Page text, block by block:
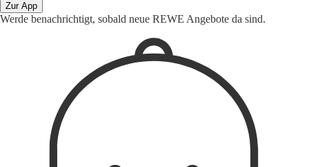
Zur App
Werde benachrichtigt, sobald neue REWE Angebote da sind.